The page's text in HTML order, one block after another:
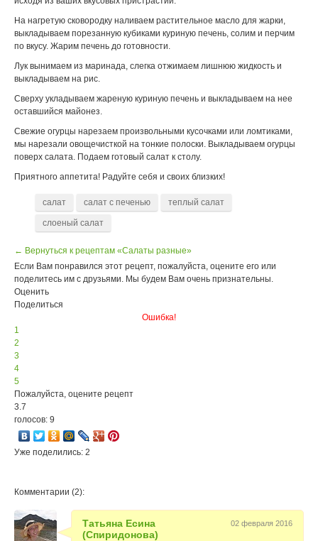
На нагретую сковородку наливаем растительное масло для жарки,
выкладываем порезанную кубиками куриную печень, солим и перчим
по вкусу. Жарим печень до готовности.
Лук вынимаем из маринада, слегка отжимаем лишнюю жидкость и
выкладываем на рис.
Сверху укладываем жареную куриную печень и выкладываем на нее
оставшийся майонез.
Свежие огурцы нарезаем произвольными кусочками или ломтиками,
мы нарезали овощечисткой на тонкие полоски. Выкладываем огурцы
поверх салата. Подаем готовый салат к столу.
Приятного аппетита! Радуйте себя и своих близких!
салат салат с печенью теплый салат
слоеный салат
← Вернуться к рецептам «Салаты разные»
Если Вам понравился этот рецепт, пожалуйста, оцените его или
поделитесь им с друзьями. Мы будем Вам очень признательны.
Оценить
Поделиться
Ошибка!
1
2
3
4
5
Пожалуйста, оцените рецепт
3.7
голосов: 9
Уже поделились: 2
Комментарии (2):
Татьяна Есина
(Спиридонова)
02 февраля 2016